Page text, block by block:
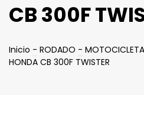
CB 300F
Inicio - RODADO -
HONDA CB 300F TWISTER